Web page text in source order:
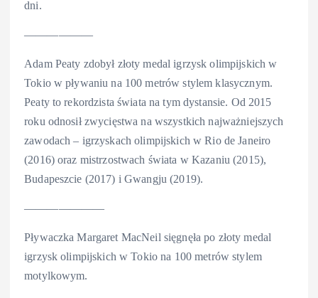
dni.
——————
Adam Peaty zdobył złoty medal igrzysk olimpijskich w
Tokio w pływaniu na 100 metrów stylem klasycznym.
Peaty to rekordzista świata na tym dystansie. Od 2015
roku odnosił zwycięstwa na wszystkich najważniejszych
zawodach – igrzyskach olimpijskich w Rio de Janeiro
(2016) oraz mistrzostwach świata w Kazaniu (2015),
Budapeszcie (2017) i Gwangju (2019).
———————
Pływaczka Margaret MacNeil sięgnęła po złoty medal
igrzysk olimpijskich w Tokio na 100 metrów stylem
motylkowym.